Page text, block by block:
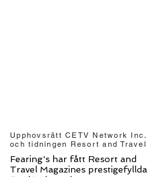
Upphovsrätt CETV Network Inc.
och tidningen Resort and Travel
Fearing's har fått Resort and
Travel Magazines prestigefyllda